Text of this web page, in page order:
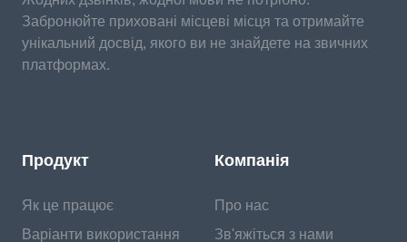
Забронюйте приховані місцеві місця та отримайте
унікальний досвід, якого ви не знайдете на звичних
платформах.
Продукт
Як це працює
Варіанти використання
Компанія
Про нас
Зв'яжіться з нами